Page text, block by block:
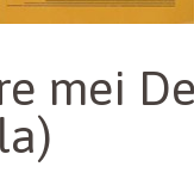
mei